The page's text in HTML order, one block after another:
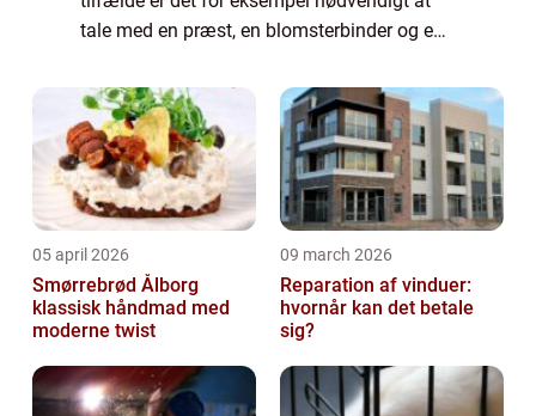
tale med en præst, en blomsterbinder og en
efterfølgende gravøl. Vil du gerne ha...
05 april 2026
Smørrebrød Ålborg
klassisk håndmad med
moderne twist
09 march 2026
Reparation af vinduer:
hvornår kan det betale
sig?